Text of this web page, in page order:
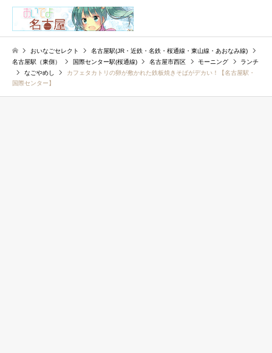
おいなごセレクト
名古屋駅(JR・近鉄・名鉄・桜通線・東山線・あおなみ線)
名古屋駅（東側）
国際センター駅(桜通線) 名古屋市西区 モーニング
ランチ
なごやめし
カフェタカトリの卵が敷かれた鉄板焼きそばがデカい！【名古屋駅・
国際センター】